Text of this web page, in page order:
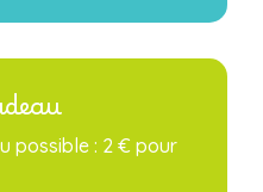
possible : 2 € pour